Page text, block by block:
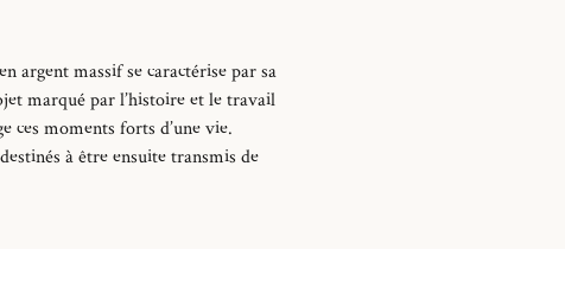
argent massif se caractérise par sa
marqué par l’histoire et le travail
ces moments forts d’une vie.
à être ensuite transmis de